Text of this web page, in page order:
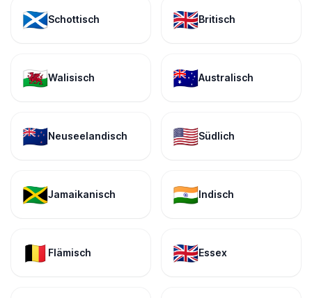
🏴󠁧󠁢󠁳󠁣󠁴󠁿Schottisch 🇬🇧Britisch
🏴󠁧󠁢󠁷󠁬󠁳󠁿Walisisch 🇦🇺Australisch
🇳🇿Neuseelandisch 🇺🇸Südlich
🇯🇲Jamaikanisch 🇮🇳Indisch
🇧🇪 Flämisch 🇬🇧Essex